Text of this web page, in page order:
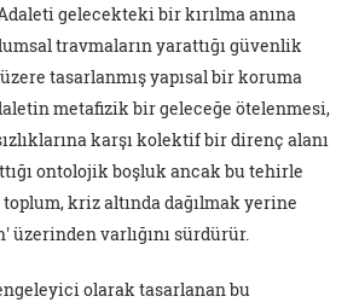
gelecekteki bir kırılma anına
travmaların yarattığı güvenlik
tasarlanmış yapısal bir koruma
metafizik bir geleceğe ötelenmesi,
karşı kolektif bir direnç alanı
ontolojik boşluk ancak bu tehirle
kriz altında dağılmak yerine
üzerinden varlığını sürdürür.
olarak tasarlanan bu